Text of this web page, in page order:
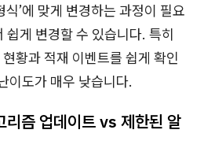
’에 맞게 변경하는 과정이 필요
게 변경할 수 있습니다. 특히
황과 적재 이벤트를 쉽게 확인
이도가 매우 낮습니다.
리즘 업데이트 vs 제한된 알